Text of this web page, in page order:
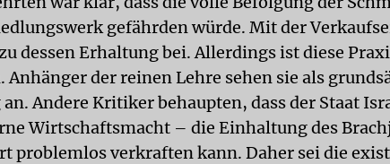
gefährden würde. Mit der
dessen Erhaltung bei. Allerdings ist diese
der reinen Lehre sehen sie als
Andere Kritiker behaupten, dass der Staat
Wirtschaftsmacht – die Einhaltung des
problemlos verkraften kann. Daher sei die